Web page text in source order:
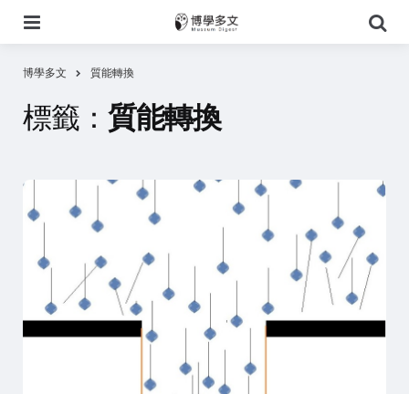
尋
博學多文 質能轉換
標籤： 質能轉換